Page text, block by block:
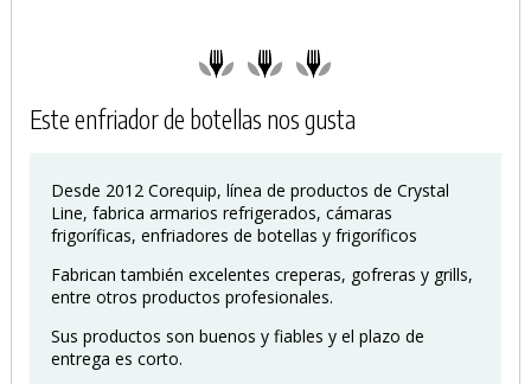
PRODUCTO AÑADIDO AL CARRITO
Este enfriador de botellas nos gusta
Desde 2012 Corequip, línea de productos de Crystal
Line, fabrica armarios refrigerados, cámaras
frigoríficas, enfriadores de botellas y frigoríficos
Fabrican también excelentes creperas, gofreras y grills,
entre otros productos profesionales.
Sus productos son buenos y fiables y el plazo de
entrega es corto.